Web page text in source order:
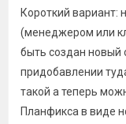
Короткий вариант:
(менеджером или
быть создан новый
придобавлении
такой а теперь
Планфикса в виде